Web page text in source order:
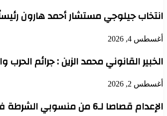
انتخاب جيلوجي مستشار أحمد هارون
أغسطس 4, 2026
الخبير القانوني محمد الزين : جرائم الحرب
أغسطس 2, 2026
الإعدام قصاصا لـ6 من منسوبي الشرطة في قضية تعذيب محتجز حتى الموت بدنقلا